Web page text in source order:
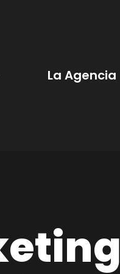
La Agencia